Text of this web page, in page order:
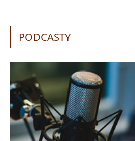
PODCASTY